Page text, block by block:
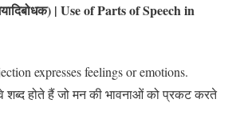
| Use of Parts of Speech in
expresses feelings or emotions.
शब्द होते हैं जो मन की भावनाओं को प्रकट करते